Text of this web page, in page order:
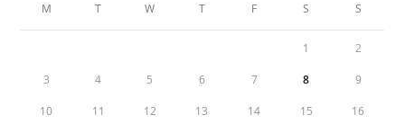
M T W T F S S
1 2
3 4 5 6 7 8 9
10 11 12 13 14 15 16